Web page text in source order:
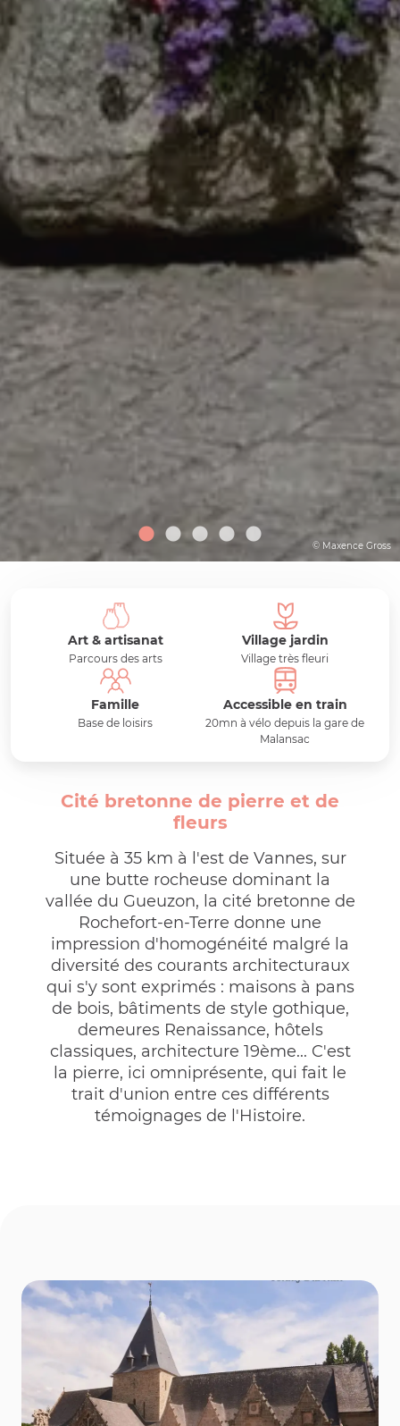
© Maxence Gross
Art & artisanat
Parcours des arts
Village jardin
Village très fleuri
Famille
Base de loisirs
Accessible en train
20mn à vélo depuis la gare de
Malansac
Cité bretonne de pierre et de
fleurs
Située à 35 km à l'est de Vannes, sur
une butte rocheuse dominant la
vallée du Gueuzon, la cité bretonne de
Rochefort-en-Terre donne une
impression d'homogénéité malgré la
diversité des courants architecturaux
qui s'y sont exprimés : maisons à pans
de bois, bâtiments de style gothique,
demeures Renaissance, hôtels
classiques, architecture 19ème... C'est
la pierre, ici omniprésente, qui fait le
trait d'union entre ces différents
témoignages de l'Histoire.